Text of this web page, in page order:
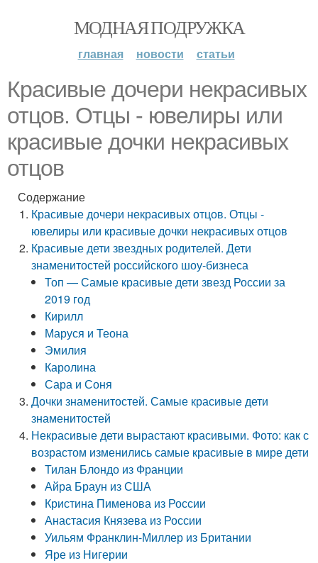
МОДНАЯ ПОДРУЖКА
главная новости статьи
Красивые дочери некрасивых
отцов. Отцы - ювелиры или
красивые дочки некрасивых
отцов
Содержание
Красивые дочери некрасивых отцов. Отцы -
ювелиры или красивые дочки некрасивых отцов
Красивые дети звездных родителей. Дети
знаменитостей российского шоу-бизнеса
Топ — Самые красивые дети звезд России за
2019 год
Кирилл
Маруся и Теона
Эмилия
Каролина
Сара и Соня
Дочки знаменитостей. Самые красивые дети
знаменитостей
Некрасивые дети вырастают красивыми. Фото: как с
возрастом изменились самые красивые в мире дети
Тилан Блондо из Франции
Айра Браун из США
Кристина Пименова из России
Анастасия Князева из России
Уильям Франклин-Миллер из Британии
Яре из Нигерии